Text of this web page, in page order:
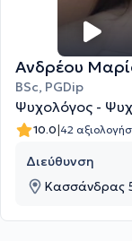
Ανδρέου
BSc, PGDip
Ψυχολόγος -
10.0|42
Διεύθυνση
Κασσάνδρας